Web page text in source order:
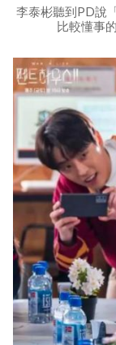
李泰彬聽到PD說
比較懂事